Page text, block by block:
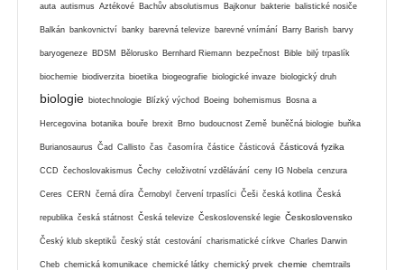
auta autismus Aztékové Bachův absolutismus Bajkonur bakterie balistické nosiče
Balkán bankovnictví banky barevná televize barevné vnímání Barry Barish barvy
baryogeneze BDSM Bělorusko Bernhard Riemann bezpečnost Bible bilý trpaslík
biochemie biodiverzita bioetika biogeografie biologické invaze biologický druh
biologie biotechnologie Blízký východ Boeing bohemismus Bosna a
Hercegovina botanika bouře brexit Brno budoucnost Země buněčná biologie buňka
Burianosaurus Čad Callisto čas časomíra částice částicová částicová fyzika
CCD čechoslovakismus Čechy celoživotní vzdělávání ceny IG Nobela cenzura
Ceres CERN černá díra Černobyl červení trpaslíci Češi česká kotlina Česká
republika česká státnost Česká televize Československé legie Československo
Český klub skeptiků český stát cestování charismatické církve Charles Darwin
Cheb chemická komunikace chemické látky chemický prvek chemie chemtrails